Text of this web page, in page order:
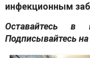
инфекционным
Оставайтесь в
Подписывайтесь на